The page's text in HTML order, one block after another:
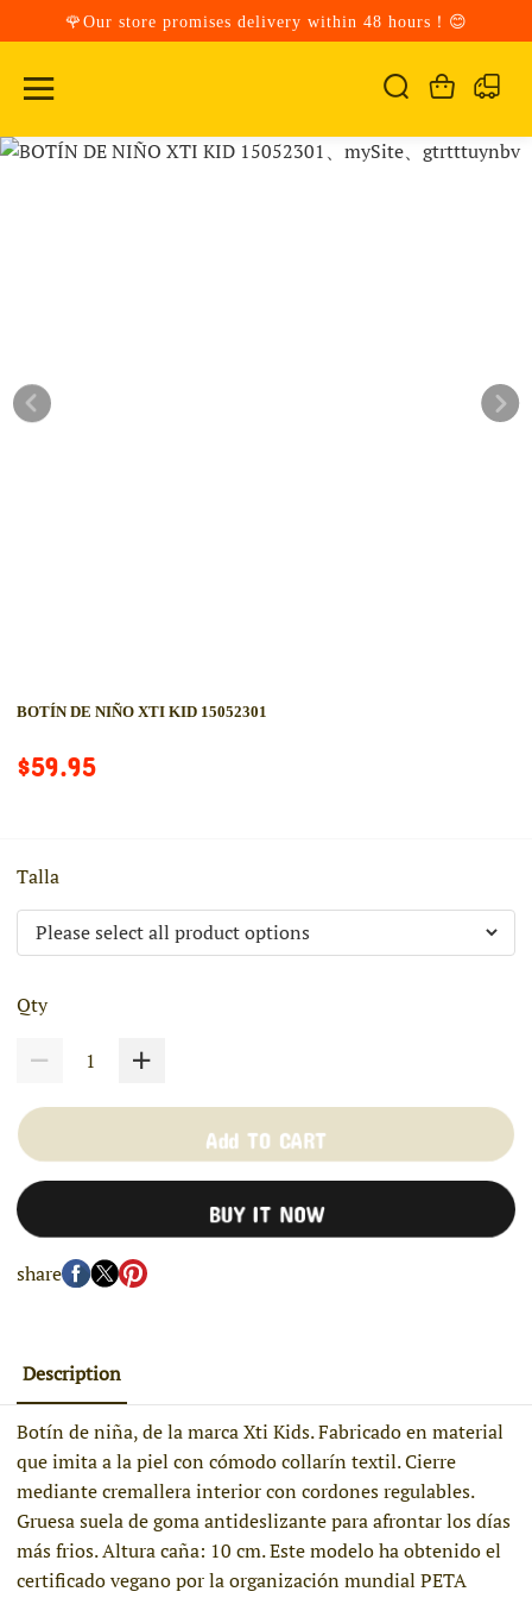
🌹Our store promises delivery within 48 hours！😊
BOTÍN DE NIÑO XTI KID 15052301
$59.95
Talla
Qty
Add TO CART
BUY IT NOW
share
Description
Botín de niña, de la marca Xti Kids. Fabricado en material
que imita a la piel con cómodo collarín textil. Cierre
mediante cremallera interior con cordones regulables.
Gruesa suela de goma antideslizante para afrontar los días
más frios. Altura caña: 10 cm. Este modelo ha obtenido el
certificado vegano por la organización mundial PETA